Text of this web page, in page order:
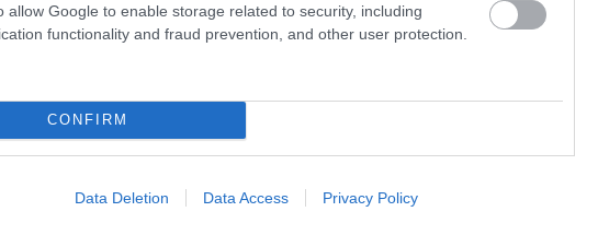
allow Google to enable storage related to security, including
functionality and fraud prevention, and other user protection.
CONFIRM
Data Deletion Data Access Privacy Policy
tudta Gáspár
hogy ő nyeri
Sztárbox
mérkőzését
GLAMOUR HOROSZKÓP
Köllő Babett: „Hajlamos